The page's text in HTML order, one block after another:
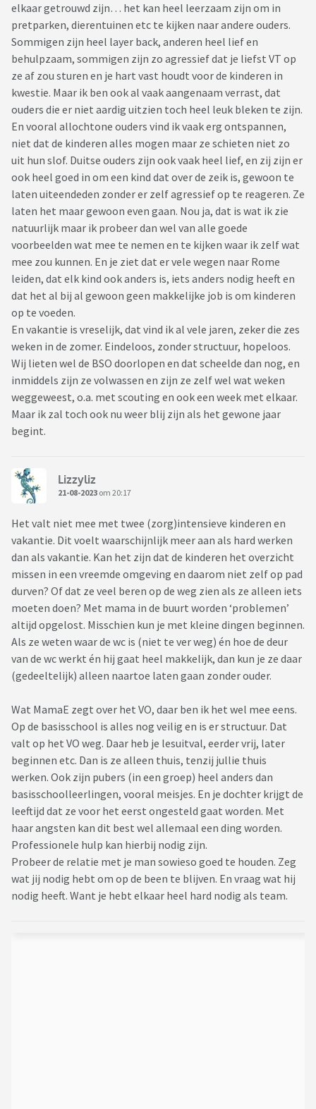
elkaar getrouwd zijn… het kan heel leerzaam zijn om in
pretparken, dierentuinen etc te kijken naar andere ouders.
Sommigen zijn heel layer back, anderen heel lief en
behulpzaam, sommigen zijn zo agressief dat je liefst VT op
ze af zou sturen en je hart vast houdt voor de kinderen in
kwestie. Maar ik ben ook al vaak aangenaam verrast, dat
ouders die er niet aardig uitzien toch heel leuk bleken te zijn.
En vooral allochtone ouders vind ik vaak erg ontspannen,
niet dat de kinderen alles mogen maar ze schieten niet zo
uit hun slof. Duitse ouders zijn ook vaak heel lief, en zij zijn er
ook heel goed in om een kind dat over de zeik is, gewoon te
laten uiteendeden zonder er zelf agressief op te reageren. Ze
laten het maar gewoon even gaan. Nou ja, dat is wat ik zie
natuurlijk maar ik probeer dan wel van alle goede
voorbeelden wat mee te nemen en te kijken waar ik zelf wat
mee zou kunnen. En je ziet dat er vele wegen naar Rome
leiden, dat elk kind ook anders is, iets anders nodig heeft en
dat het al bij al gewoon geen makkelijke job is om kinderen
op te voeden.
En vakantie is vreselijk, dat vind ik al vele jaren, zeker die zes
weken in de zomer. Eindeloos, zonder structuur, hopeloos.
Wij lieten wel de BSO doorlopen en dat scheelde dan nog, en
inmiddels zijn ze volwassen en zijn ze zelf wel wat weken
weggeweest, o.a. met scouting en ook een week met elkaar.
Maar ik zal toch ook nu weer blij zijn als het gewone jaar
begint.
Lizzyliz
21-08-2023 om 20:17
Het valt niet mee met twee (zorg)intensieve kinderen en
vakantie. Dit voelt waarschijnlijk meer aan als hard werken
dan als vakantie. Kan het zijn dat de kinderen het overzicht
missen in een vreemde omgeving en daarom niet zelf op pad
durven? Of dat ze veel beren op de weg zien als ze alleen iets
moeten doen? Met mama in de buurt worden ‘problemen’
altijd opgelost. Misschien kun je met kleine dingen beginnen.
Als ze weten waar de wc is (niet te ver weg) én hoe de deur
van de wc werkt én hij gaat heel makkelijk, dan kun je ze daar
(gedeeltelijk) alleen naartoe laten gaan zonder ouder.
Wat MamaE zegt over het VO, daar ben ik het wel mee eens.
Op de basisschool is alles nog veilig en is er structuur. Dat
valt op het VO weg. Daar heb je lesuitval, eerder vrij, later
beginnen etc. Dan is ze alleen thuis, tenzij jullie thuis
werken. Ook zijn pubers (in een groep) heel anders dan
basisschoolleerlingen, vooral meisjes. En je dochter krijgt de
leeftijd dat ze voor het eerst ongesteld gaat worden. Met
haar angsten kan dit best wel allemaal een ding worden.
Professionele hulp kan hierbij nodig zijn.
Probeer de relatie met je man sowieso goed te houden. Zeg
wat jij nodig hebt om op de been te blijven. En vraag wat hij
nodig heeft. Want je hebt elkaar heel hard nodig als team.